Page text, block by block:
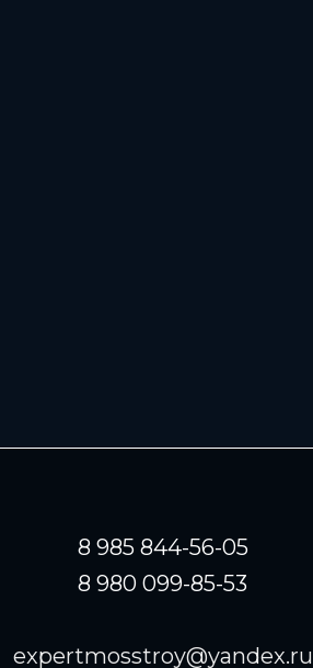
expertmosstroy@yandex.ru
8 985 844-56-05
8 980 099-85-53